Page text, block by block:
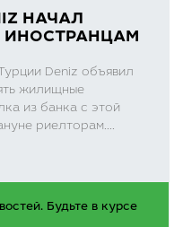
НАЧАЛ
ИНОСТРАНЦАМ
Deniz объявил
жилищные
из банка с этой
риелторам....
Будьте в курсе